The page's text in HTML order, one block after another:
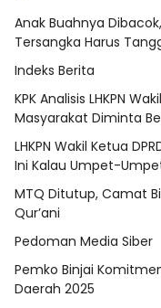
Anak Buahnya
Tersangka Harus
Indeks Berita
KPK Analisis LHKPN
Masyarakat Diminta
LHKPN Wakil Ketua
Ini Kalau Umpet-
MTQ Ditutup, Camat
Qur’ani
Pedoman Media Siber
Pemko Binjai
Daerah 2025